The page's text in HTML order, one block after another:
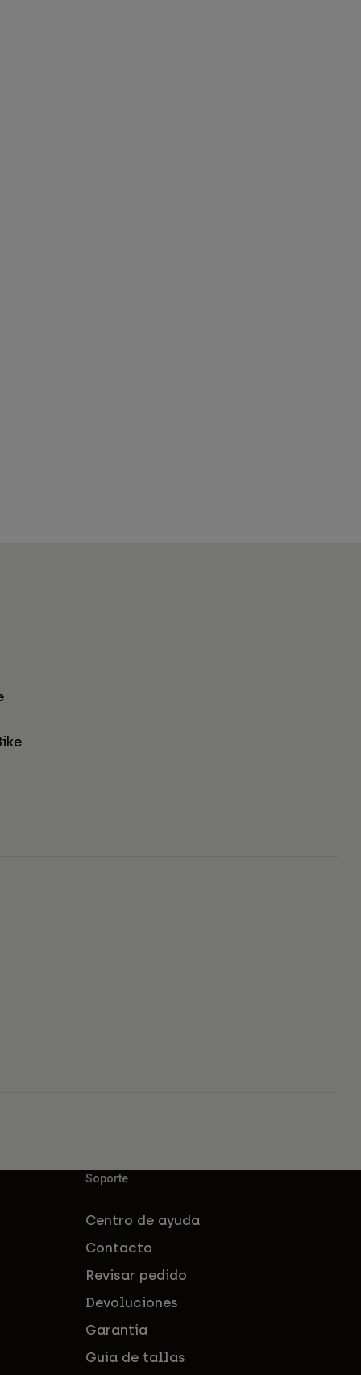
Soporte
Centro de ayuda
Contacto
Revisar pedido
Devoluciones
Garantía
Guía de tallas